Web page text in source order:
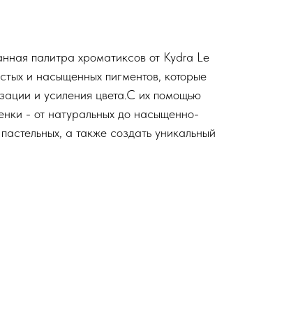
палитра хроматиксов от Kydra Le
и насыщенных пигментов, которые
и усиления цвета.С их помощью
- от натуральных до насыщенно-
а также создать уникальный